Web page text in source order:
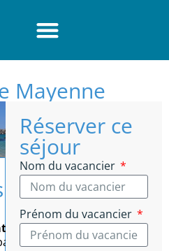
Mayenne
:
Réserver ce
séjour
Nom du vacancier
Prénom du vacancier